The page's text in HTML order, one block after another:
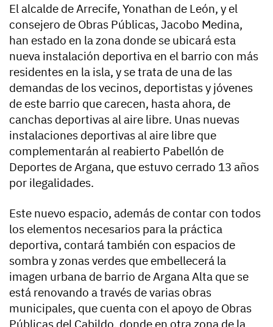
El alcalde de Arrecife, Yonathan de León, y el
consejero de Obras Públicas, Jacobo Medina,
han estado en la zona donde se ubicará esta
nueva instalación deportiva en el barrio con más
residentes en la isla, y se trata de una de las
demandas de los vecinos, deportistas y jóvenes
de este barrio que carecen, hasta ahora, de
canchas deportivas al aire libre. Unas nuevas
instalaciones deportivas al aire libre que
complementarán al reabierto Pabellón de
Deportes de Argana, que estuvo cerrado 13 años
por ilegalidades.
Este nuevo espacio, además de contar con todos
los elementos necesarios para la práctica
deportiva, contará también con espacios de
sombra y zonas verdes que embellecerá la
imagen urbana de barrio de Argana Alta que se
está renovando a través de varias obras
municipales, que cuenta con el apoyo de Obras
Públicas del Cabildo, donde en otra zona de la